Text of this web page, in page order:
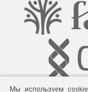
Мы используем